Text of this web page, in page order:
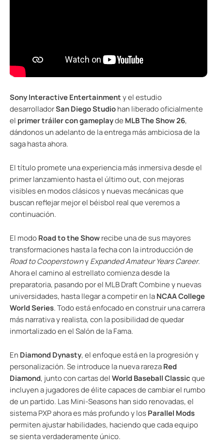
Sony Interactive Entertainmenty el estudio
desarrolladorSan Diego Studiohan liberado oficialmente
el primer tráiler con gameplayde MLB The Show 26,
dándonos un adelanto de la entrega más ambiciosa de la
saga hasta ahora.
El título promete una experiencia más inmersiva desde el
primer lanzamiento hasta el último out, con mejoras
visibles en modos clásicos y nuevas mecánicas que
buscan reflejar mejor el béisbol real que veremos a
continuación.
El modoRoad to the Showrecibe una de sus mayores
transformaciones hasta la fecha con la introducción de
Road to CooperstownyExpanded Amateur Years Career.
Ahora el camino al estrellato comienza desde la
preparatoria, pasando por el MLB Draft Combine y nuevas
universidades, hasta llegar a competir en laNCAA College
World Series. Todo está enfocado en construir una carrera
más narrativa y realista, con la posibilidad de quedar
inmortalizado en el Salón de la Fama.
En Diamond Dynasty, el enfoque está en la progresión y
personalización. Se introduce la nueva rarezaRed
Diamond, junto con cartas delWorld Baseball Classicque
incluyen a jugadores de élite capaces de cambiar el rumbo
de un partido. Las Mini-Seasons han sido renovadas, el
sistema PXP ahora es más profundo y losParallel Mods
permiten ajustar habilidades, haciendo que cada equipo
se sienta verdaderamente único.